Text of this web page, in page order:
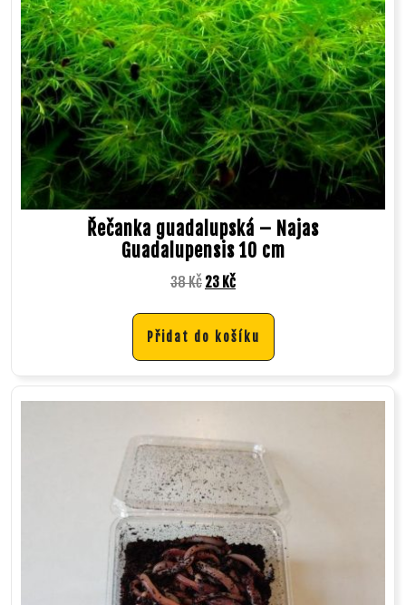
Řečanka guadalupská – Najas
Guadalupensis 10 cm
38Kč 23 Kč
Přidat do košíku